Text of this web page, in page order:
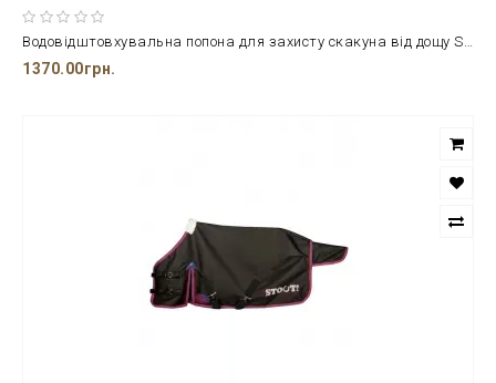
1370.00грн.